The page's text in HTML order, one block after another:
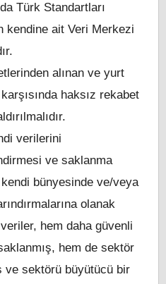
Türk Standartları
kendine ait Veri Merkezi
alınan ve yurt
haksız rekabet
verilerini
ve saklanma
bünyesinde ve/veya
olanak
hem daha güvenli
hem de sektör
ve sektörü büyütücü bir